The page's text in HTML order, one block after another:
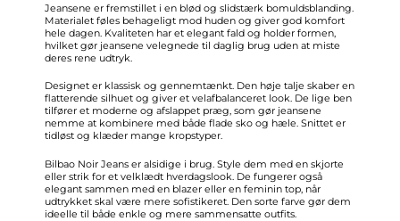
Jeansene er fremstillet i en blød og slidstærk bomuldsblanding.
Materialet føles behageligt mod huden og giver god komfort
hele dagen. Kvaliteten har et elegant fald og holder formen,
hvilket gør jeansene velegnede til daglig brug uden at miste
deres rene udtryk.
Designet er klassisk og gennemtænkt. Den høje talje skaber en
flatterende silhuet og giver et velafbalanceret look. De lige ben
tilfører et moderne og afslappet præg, som gør jeansene
nemme at kombinere med både flade sko og hæle. Snittet er
tidløst og klæder mange kropstyper.
Bilbao Noir Jeans er alsidige i brug. Style dem med en skjorte
eller strik for et velklædt hverdagslook. De fungerer også
elegant sammen med en blazer eller en feminin top, når
udtrykket skal være mere sofistikeret. Den sorte farve gør dem
ideelle til både enkle og mere sammensatte outfits.